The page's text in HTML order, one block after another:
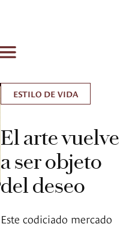
ESTILO DE VIDA
El arte vuelve
a ser objeto
del deseo
Este codiciado mercado